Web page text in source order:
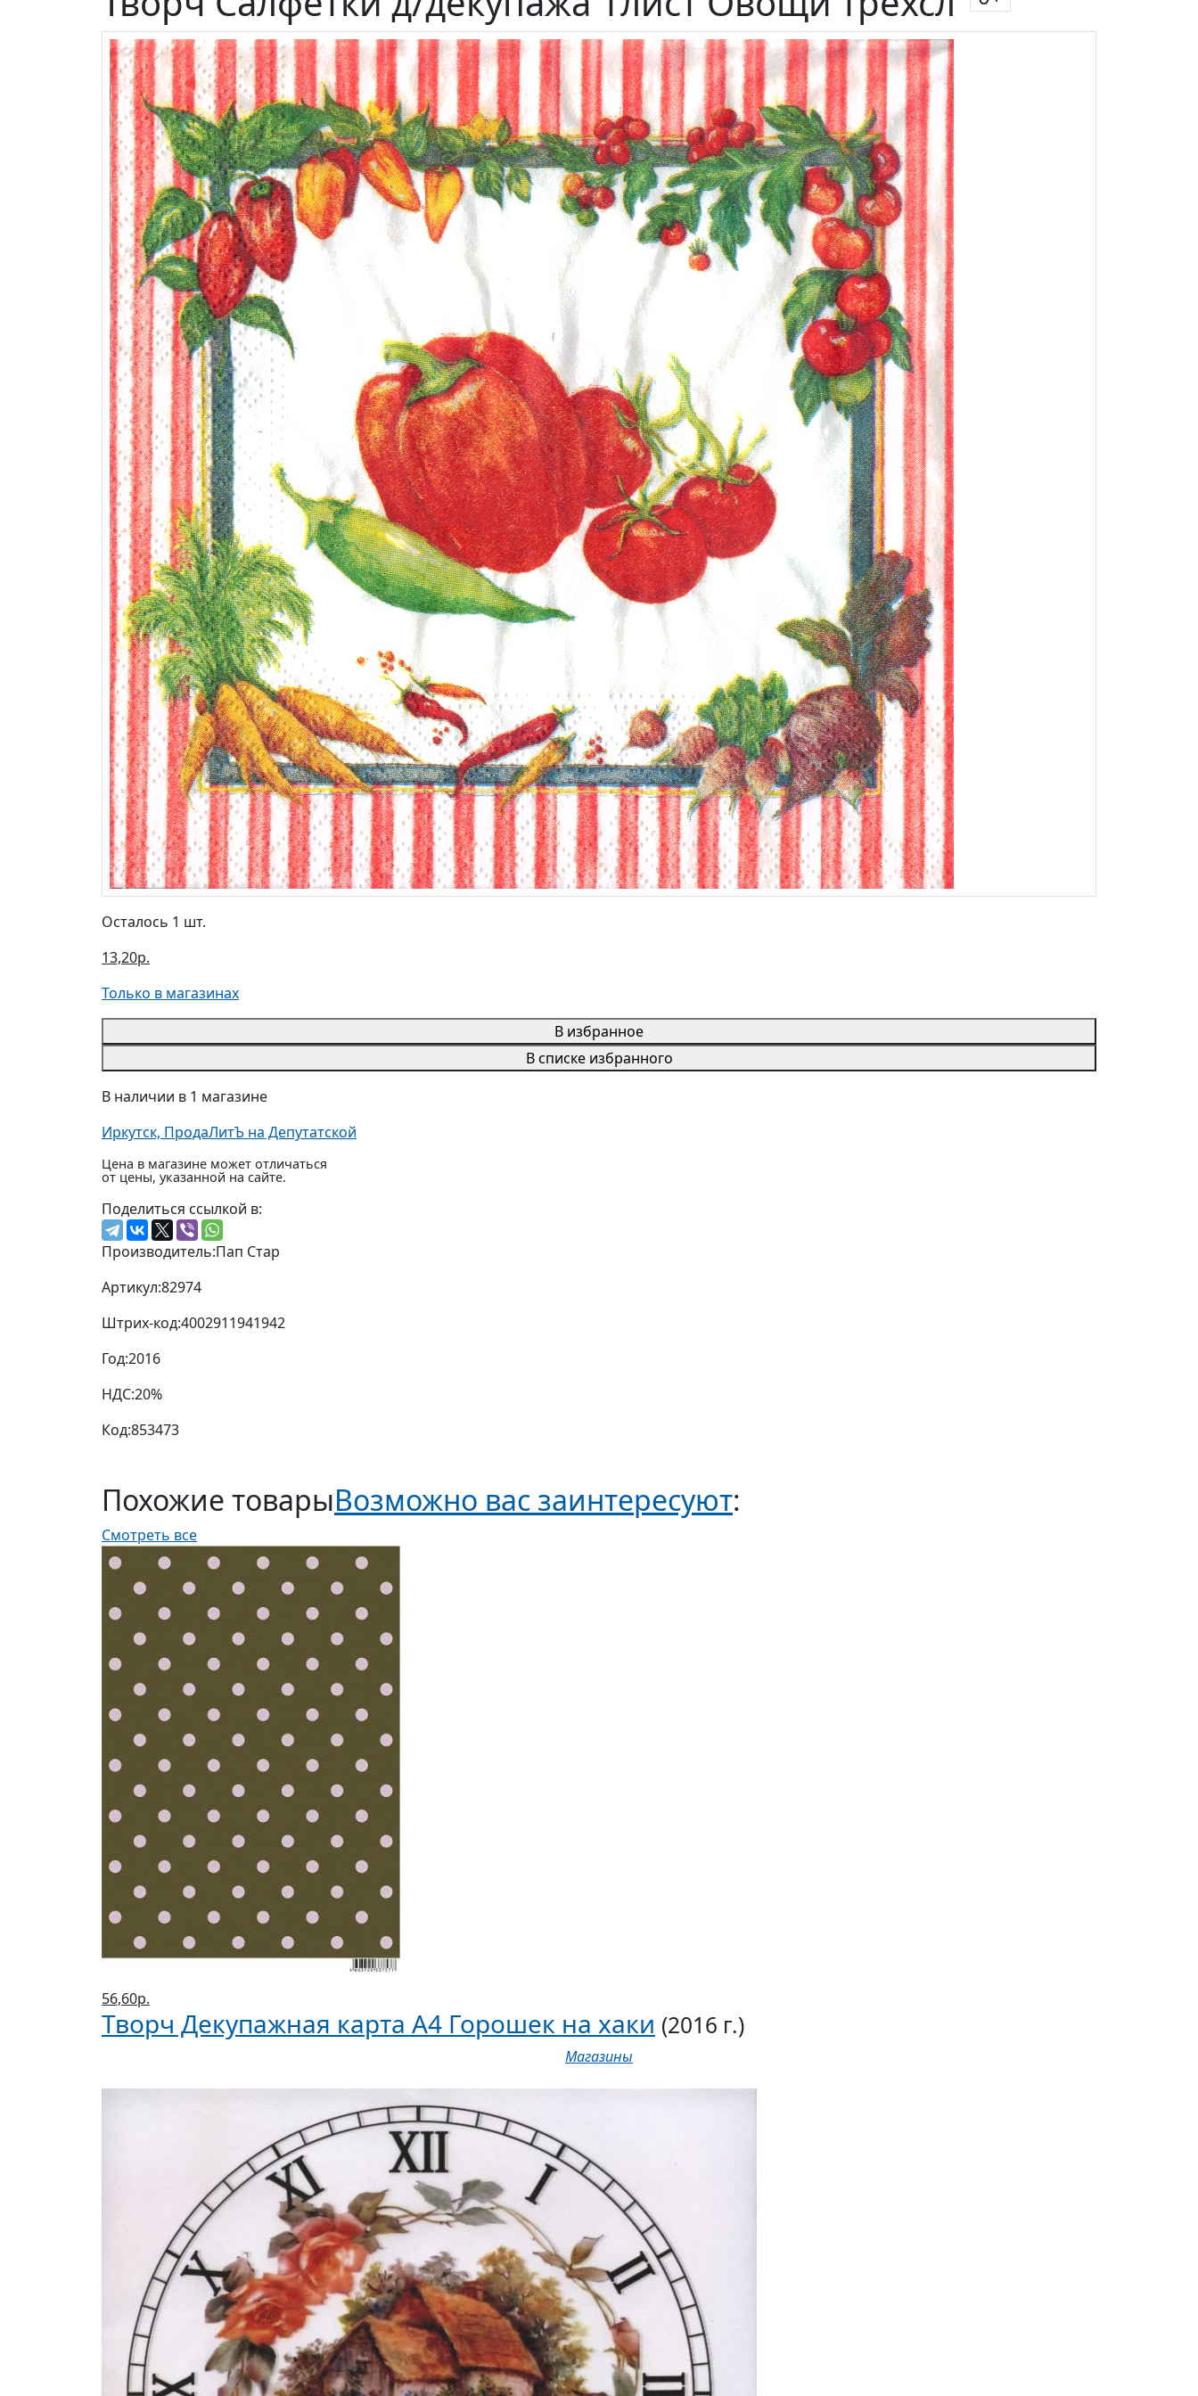
Осталось 1 шт.
13,20р.
Только в магазинах
В избранное
В списке избранного
В наличии в 1 магазине
Иркутск, ПродаЛитЪ на Депутатской
Цена в магазине может отличаться
от цены, указанной на сайте.
Поделиться ссылкой в:
Производитель:Пап Стар
Артикул:82974
Штрих-код:4002911941942
Год:2016
НДС:20%
Код:853473
Похожие товарыВозможно вас заинтересуют:
Смотреть все
56,60р.
Творч Декупажная карта А4 Горошек на хаки (2016 г.)
Магазины